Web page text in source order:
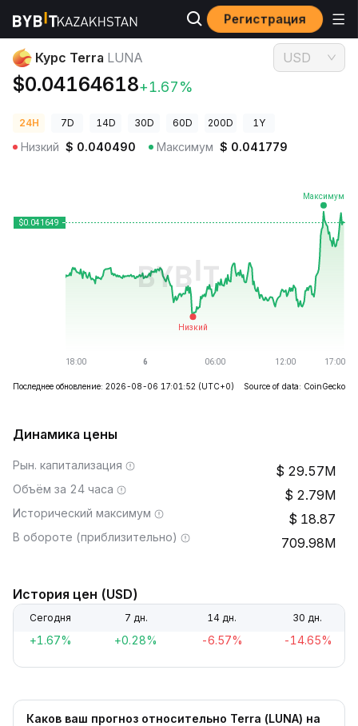
Регистрация
Цены криптовалют Курс Terra LUNA
Курс Terra LUNA
$0.04164618+1.67%
USD
24H 7D 14D 30D 60D 200D 1Y
Низкий $ 0.040490 Максимум $ 0.041779
Последнее обновление: 2026-08-06 17:01:52 (UTC+0) Source of data: CoinGecko
Динамика цены
Рын. капитализация 29.57M
Объём за 24 часа 2.79M
Исторический максимум 18.87
В обороте (приблизительно) 709.98M
История цен (USD)
Сегодня 7 дн. 14 дн. 30 дн.
+1.67% +0.28% -6.57% -14.65%
Каков ваш прогноз относительно Terra (LUNA) на